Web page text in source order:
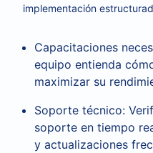
implementación
Capacitaciones
equipo entienda
maximizar su
Soporte técnico:
soporte en tiempo
y actualizaciones